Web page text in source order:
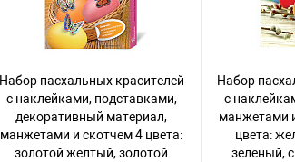
Набор пасхальных красителей
с наклейками, подставками,
декоративный материал,
манжетами и скотчем 4 цвета:
золотой желтый, золотой
Набор
с
манжетами
цвета:
зеленый,